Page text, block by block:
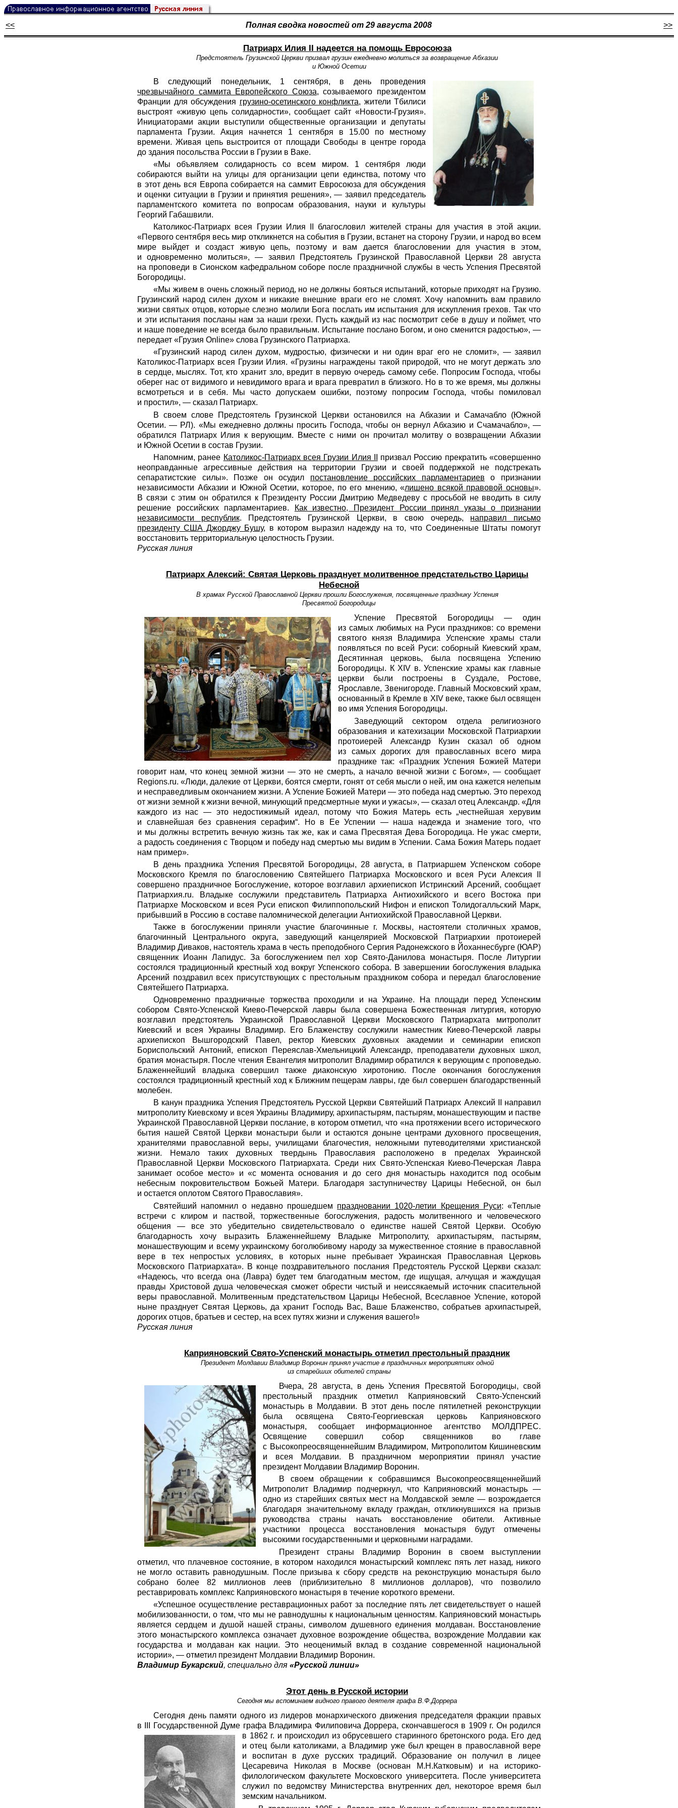
<< Полная сводка новостей от 29 августа 2008 >>
Патриарх Илия II надеется на помощь Евросоюза
Предстоятель Грузинской Церкви призвал грузин ежедневно молиться за возвращение Абхазии
и Южной Осетии
В следующий понедельник, 1 сентября, в день проведения
чрезвычайного саммита Европейского Союза, созываемого президентом
Франции для обсуждения грузино-осетинского конфликта, жители Тбилиси
выстроят «живую цепь солидарности», сообщает сайт «Новости-Грузия».
Инициаторами акции выступили общественные организации и депутаты
парламента Грузии. Акция начнется 1 сентября в 15.00 по местному
времени. Живая цепь выстроится от площади Свободы в центре города
до здания посольства России в Грузии в Ваке.
«Мы объявляем солидарность со всем миром. 1 сентября люди
собираются выйти на улицы для организации цепи единства, потому что
в этот день вся Европа собирается на саммит Евросоюза для обсуждения
и оценки ситуации в Грузии и принятия решения», — заявил председатель
парламентского комитета по вопросам образования, науки и культуры
Георгий Габашвили.
Католикос-Патриарх всея Грузии Илия II благословил жителей страны для участия в этой акции.
«Первого сентября весь мир откликнется на события в Грузии, встанет на сторону Грузии, и народ во всем
мире выйдет и создаст живую цепь, поэтому и вам дается благословении для участия в этом,
и одновременно молиться», — заявил Предстоятель Грузинской Православной Церкви 28 августа
на проповеди в Сионском кафедральном соборе после праздничной службы в честь Успения Пресвятой
Богородицы.
«Мы живем в очень сложный период, но не должны бояться испытаний, которые приходят на Грузию.
Грузинский народ силен духом и никакие внешние враги его не сломят. Хочу напомнить вам правило
жизни святых отцов, которые слезно молили Бога послать им испытания для искупления грехов. Так что
и эти испытания посланы нам за наши грехи. Пусть каждый из нас посмотрит себе в душу и поймет, что
и наше поведение не всегда было правильным. Испытание послано Богом, и оно сменится радостью», —
передает «Грузия Online» слова Грузинского Патриарха.
«Грузинский народ силен духом, мудростью, физически и ни один враг его не сломит», — заявил
Католикос-Патриарх всея Грузии Илия. «Грузины награждены такой природой, что не могут держать зло
в сердце, мыслях. Тот, кто хранит зло, вредит в первую очередь самому себе. Попросим Господа, чтобы
оберег нас от видимого и невидимого врага и врага превратил в близкого. Но в то же время, мы должны
всмотреться и в себя. Мы часто допускаем ошибки, поэтому попросим Господа, чтобы помиловал
и простил», — сказал Патриарх.
В своем слове Предстоятель Грузинской Церкви остановился на Абхазии и Самачабло (Южной
Осетии. — РЛ). «Мы ежедневно должны просить Господа, чтобы он вернул Абхазию и Счамачабло», —
обратился Патриарх Илия к верующим. Вместе с ними он прочитал молитву о возвращении Абхазии
и Южной Осетии в состав Грузии.
Напомним, ранее Католикос-Патриарх всея Грузии Илия II
призвал Россию прекратить «совершенно
неоправданные агрессивные действия на территории Грузии и своей поддержкой не подстрекать
сепаратистские силы». Позже он осудил постановление российских парламентариев о признании
независимости Абхазии и Южной Осетии, которое, по его мнению, «лишено всякой правовой основы».
В связи с этим он обратился к Президенту России Дмитрию Медведеву с просьбой не вводить в силу
решение российских парламентариев.
Как известно, Президент России принял указы о признании
независимости республик. Предстоятель Грузинской Церкви, в свою очередь, направил письмо
президенту США Джорджу Бушу, в котором выразил надежду на то, что Соединенные Штаты помогут
восстановить территориальную целостность Грузии.
Русская линия
Патриарх Алексий: Святая Церковь празднует молитвенное предстательство Царицы
Небесной
В храмах Русской Православной Церкви прошли Богослужения, посвященные празднику Успения
Пресвятой Богородицы
Успение Пресвятой Богородицы — один
из самых любимых на Руси праздников: со времени
святого князя Владимира Успенские храмы стали
появляться по всей Руси: соборный Киевский храм,
Десятинная церковь, была посвящена Успению
Богородицы. К XIV в. Успенские храмы как главные
церкви были построены в Суздале, Ростове,
Ярославле, Звенигороде. Главный Московский храм,
основанный в Кремле в XIV веке, также был освящен
во имя Успения Богородицы.
Заведующий сектором отдела религиозного
образования и катехизации Московской Патриархии
протоиерей Александр Кузин сказал об одном
из самых дорогих для православных всего мира
празднике так: «Праздник Успения Божией Матери
говорит нам, что конец земной жизни — это не смерть, а начало вечной жизни с Богом», — сообщает
Regions.ru. «Люди, далекие от Церкви, боятся смерти, гонят от себя мысли о ней, им она кажется нелепым
и несправедливым окончанием жизни. А Успение Божией Матери — это победа над смертью. Это переход
от жизни земной к жизни вечной, минующий предсмертные муки и ужасы», — сказал отец Александр. «Для
каждого из нас — это недостижимый идеал, потому что Божия Матерь есть „честнейшая херувим
и славнейшая без сравнения серафим“. Но в Ее Успении — наша надежда и знамение того, что
и мы должны встретить вечную жизнь так же, как и сама Пресвятая Дева Богородица. Не ужас смерти,
а радость соединения с Творцом и победу над смертью мы видим в Успении. Сама Божия Матерь подает
нам пример».
В день праздника Успения Пресвятой Богородицы, 28 августа, в Патриаршем Успенском соборе
Московского Кремля по благословению Святейшего Патриарха Московского и всея Руси Алексия II
совершено праздничное Богослужение, которое возглавил архиепископ Истринский Арсений, сообщает
Патриархия.ru. Владыке сослужили представитель Патриарха Антиохийского и всего Востока при
Патриархе Московском и всея Руси епископ Филиппопольский Нифон и епископ Толидогалльский Марк,
прибывший в Россию в составе паломнической делегации Антиохийской Православной Церкви.
Также в богослужении приняли участие благочинные г. Москвы, настоятели столичных храмов,
благочинный Центрального округа, заведующий канцелярией Московской Патриархии протоиерей
Владимир Диваков, настоятель храма в честь преподобного Сергия Радонежского в Йоханнесбурге (ЮАР)
священник Иоанн Лапидус. За богослужением пел хор Свято-Данилова монастыря. После Литургии
состоялся традиционный крестный ход вокруг Успенского собора. В завершении богослужения владыка
Арсений поздравил всех присутствующих с престольным праздником собора и передал благословение
Святейшего Патриарха.
Одновременно праздничные торжества проходили и на Украине. На площади перед Успенским
собором Свято-Успенской Киево-Печерской лавры была совершена Божественная литургия, которую
возглавил предстоятель Украинской Православной Церкви Московского Патриархата митрополит
Киевский и всея Украины Владимир. Его Блаженству сослужили наместник Киево-Печерской лавры
архиепископ Вышгородский Павел, ректор Киевских духовных академии и семинарии епископ
Бориспольский Антоний, епископ Переяслав-Хмельницкий Александр, преподаватели духовных школ,
братия монастыря. После чтения Евангелия митрополит Владимир обратился к верующим с проповедью.
Блаженнейший владыка совершил также диаконскую хиротонию. После окончания богослужения
состоялся традиционный крестный ход к Ближним пещерам лавры, где был совершен благодарственный
молебен.
В канун праздника Успения Предстоятель Русской Церкви Святейший Патриарх Алексий II направил
митрополиту Киевскому и всея Украины Владимиру, архипастырям, пастырям, монашествующим и пастве
Украинской Православной Церкви послание, в котором отметил, что «на протяжении всего исторического
бытия нашей Святой Церкви монастыри были и остаются доныне центрами духовного просвещения,
хранителями православной веры, училищами благочестия, неложными путеводителями христианской
жизни. Немало таких духовных твердынь Православия расположено в пределах Украинской
Православной Церкви Московского Патриархата. Среди них Свято-Успенская Киево-Печерская Лавра
занимает особое место» и «с момента основания и до сего дня монастырь находится под особым
небесным покровительством Божьей Матери. Благодаря заступничеству Царицы Небесной, он был
и остается оплотом Святого Православия».
Святейший напомнил о недавно прошедшем праздновании 1020-летии Крещения Руси: «Теплые
встречи с клиром и паствой, торжественные богослужения, радость молитвенного и человеческого
общения — все это убедительно свидетельствовало о единстве нашей Святой Церкви. Особую
благодарность хочу выразить Блаженнейшему Владыке Митрополиту, архипастырям, пастырям,
монашествующим и всему украинскому боголюбивому народу за мужественное стояние в православной
вере в тех непростых условиях, в которых ныне пребывает Украинская Православная Церковь
Московского Патриархата». В конце поздравительного послания Предстоятель Русской Церкви сказал:
«Надеюсь, что всегда она (Лавра) будет тем благодатным местом, где ищущая, алчущая и жаждущая
правды Христовой душа человеческая сможет обрести чистый и неиссякаемый источник спасительной
веры православной. Молитвенным предстательством Царицы Небесной, Всеславное Успение, которой
ныне празднует Святая Церковь, да хранит Господь Вас, Ваше Блаженство, собратьев архипастырей,
дорогих отцов, братьев и сестер, на всех путях жизни и служения вашего!»
Русская линия
Каприяновский Свято-Успенский монастырь отметил престольный праздник
Президент Молдавии Владимир Воронин принял участие в праздничных мероприятиях одной
из старейших обителей страны
Вчера, 28 августа, в день Успения Пресвятой Богородицы, свой
престольный праздник отметил Каприяновский Свято-Успенский
монастырь в Молдавии. В этот день после пятилетней реконструкции
была освящена Свято-Георгиевская церковь Каприяновского
монастыря, сообщает информационное агентство МОЛДПРЕС.
Освящение совершил собор священников во главе
с Высокопреосвященнейшим Владимиром, Митрополитом Кишиневским
и всея Молдавии. В праздничном мероприятии принял участие
президент Молдавии Владимир Воронин.
В своем обращении к собравшимся Высокопреосвященнейший
Митрополит Владимир подчеркнул, что Каприяновский монастырь —
одно из старейших святых мест на Молдавской земле — возрождается
благодаря значительному вкладу граждан, откликнувшихся на призыв
руководства страны начать восстановление обители. Активные
участники процесса восстановления монастыря будут отмечены
высокими государственными и церковными наградами.
Президент страны Владимир Воронин в своем выступлении
отметил, что плачевное состояние, в котором находился монастырский комплекс пять лет назад, никого
не могло оставить равнодушным. После призыва к сбору средств на реконструкцию монастыря было
собрано более 82 миллионов леев (приблизительно 8 миллионов долларов), что позволило
реставрировать комплекс Каприяновского монастыря в течение короткого времени.
«Успешное осуществление реставрационных работ за последние пять лет свидетельствует о нашей
мобилизованности, о том, что мы не равнодушны к национальным ценностям. Каприяновский монастырь
является сердцем и душой нашей страны, символом душевного единения молдаван. Восстановление
этого монастырского комплекса означает духовное возрождение общества, возрождение Молдавии как
государства и молдаван как нации. Это неоценимый вклад в создание современной национальной
истории», — отметил президент Молдавии Владимир Воронин.
Владимир Букарский, специально для «Русской линии»
Этот день в Русской истории
Сегодня мы вспоминаем видного правого деятеля графа В.Ф.Доррера
Сегодня день памяти одного из лидеров монархического движения председателя фракции правых
в III Государственной Думе графа Владимира Филиповича Доррера, скончавшегося в 1909 г. Он родился
в 1862 г. и происходил из обрусевшего старинного бретонского рода. Его дед
и отец были католиками, а Владимир уже был крещен в православной вере
и воспитан в духе русских традиций. Образование он получил в лицее
Цесаревича Николая в Москве (основан М.Н.Катковым) и на историко-
филологическом факультете Московского университета. После университета
служил по ведомству Министерства внутренних дел, некоторое время был
земским начальником.